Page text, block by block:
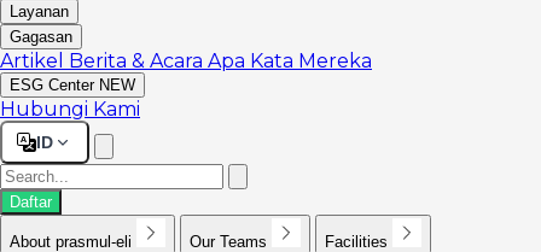
Layanan
Gagasan
Artikel Berita & Acara Apa Kata Mereka
ESG Center NEW
Hubungi Kami
ID
Daftar
About prasmul-eli Our Teams Facilities